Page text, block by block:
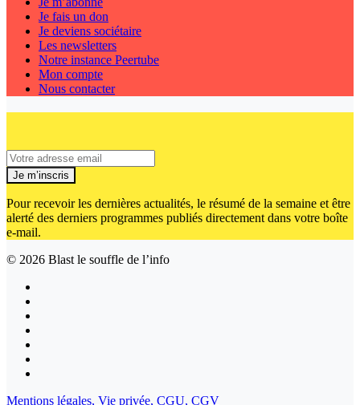
Je fais un don
Je deviens sociétaire
Les newsletters
Notre instance Peertube
Mon compte
Nous contacter
Je m’inscris
Pour recevoir les dernières actualités, le résumé de la semaine et être
alerté des derniers programmes publiés directement dans votre boîte
e-mail.
© 2026 Blast le souffle de l’info
Mentions légales, Vie privée, CGU, CGV